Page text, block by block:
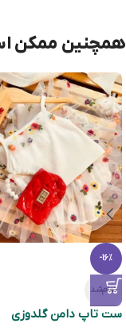
همچنین ممکن
-16%
تمام‌شد
ست تاپ دامن گلدوزی